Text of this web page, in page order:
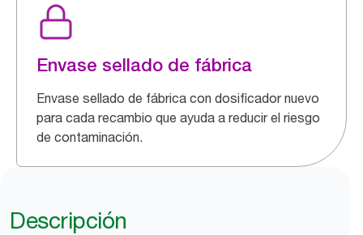
Envase sellado de fábrica
Envase sellado de fábrica con dosificador nuevo
para cada recambio que ayuda a reducir el riesgo
de contaminación.
Descripción